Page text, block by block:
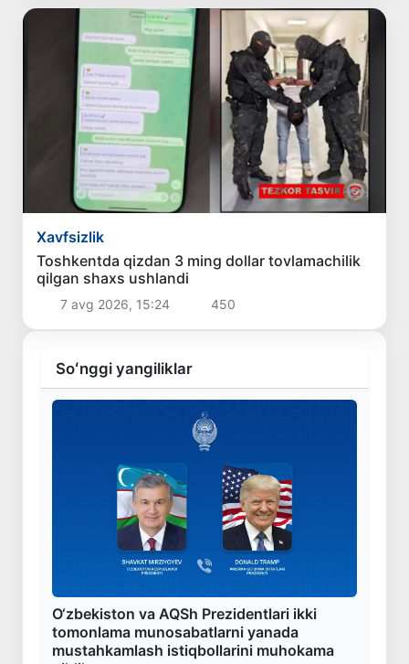
Xavfsizlik
Toshkentda qizdan 3 ming dollar tovlamachilik
qilgan shaxs ushlandi
7 avg 2026, 15:24 450
Soʻnggi yangiliklar
O‘zbekiston va AQSh Prezidentlari ikki
tomonlama munosabatlarni yanada
mustahkamlash istiqbollarini muhokama